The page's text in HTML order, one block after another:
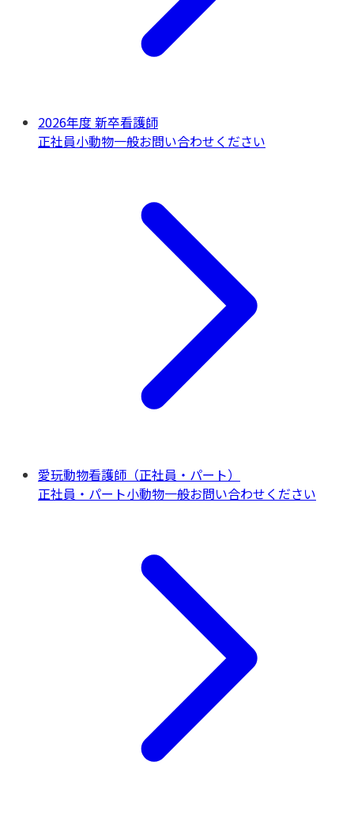
2026年度 新卒看護師
正社員小動物一般お問い合わせください
愛玩動物看護師（正社員・パート）
正社員・パート小動物一般お問い合わせください